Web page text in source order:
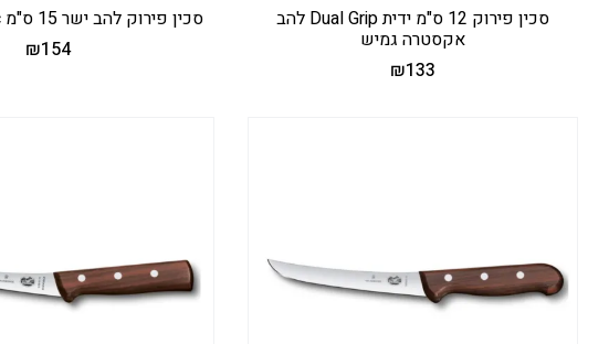
סכין פירוק 12 ס"מ ידית Dual Grip להב
אקסטרה גמיש
₪133
סכין פירוק להב ישר 15 ס"מ Swiss Classic
₪154